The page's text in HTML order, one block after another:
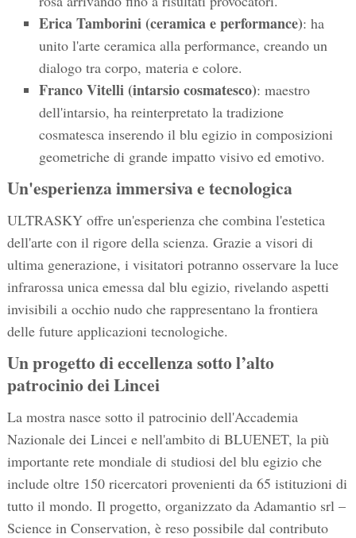
Erica Tamborini (ceramica e performance): ha
unito l'arte ceramica alla performance, creando un
dialogo tra corpo, materia e colore.
Franco Vitelli (intarsio cosmatesco): maestro
dell'intarsio, ha reinterpretato la tradizione
cosmatesca inserendo il blu egizio in composizioni
geometriche di grande impatto visivo ed emotivo.
Un'esperienza immersiva e tecnologica
ULTRASKY offre un'esperienza che combina l'estetica
dell'arte con il rigore della scienza. Grazie a visori di
ultima generazione, i visitatori potranno osservare la luce
infrarossa unica emessa dal blu egizio, rivelando aspetti
invisibili a occhio nudo che rappresentano la frontiera
delle future applicazioni tecnologiche.
Un progetto di eccellenza sotto l’alto
patrocinio dei Lincei
La mostra nasce sotto il patrocinio dell'Accademia
Nazionale dei Lincei e nell'ambito di BLUENET, la più
importante rete mondiale di studiosi del blu egizio che
include oltre 150 ricercatori provenienti da 65 istituzioni di
tutto il mondo. Il progetto, organizzato da Adamantio srl –
Science in Conservation, è reso possibile dal contributo